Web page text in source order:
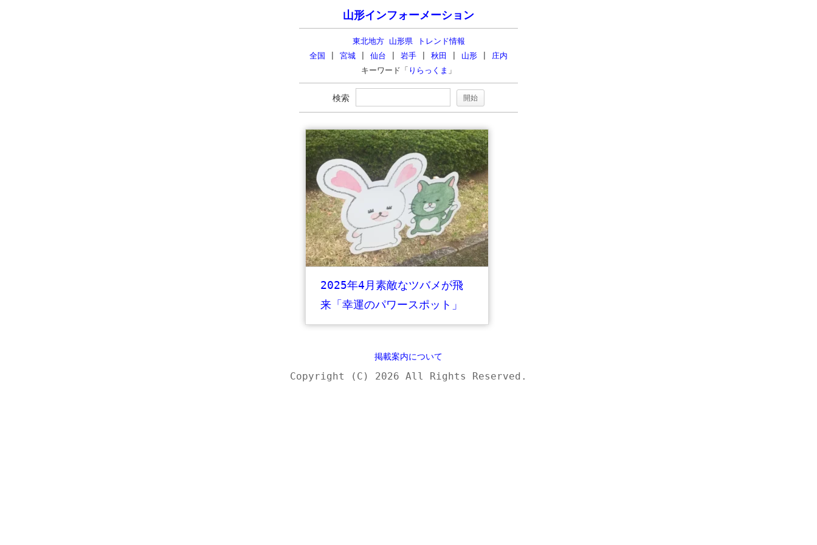
山形インフォーメーション
東北地方 山形県 トレンド情報
全国
宮城 仙台 岩手 秋田 山形
庄内
キーワード「 りらっくま 」
検索
2025年4月素敵なツバメが飛
来「幸運のパワースポット」
鶴岡市
掲載案内について
Copyright (C) 2026 All Rights Reserved.